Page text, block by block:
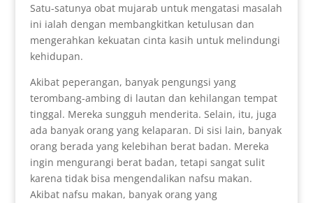
Satu-satunya obat mujarab untuk mengatasi masalah
ini ialah dengan membangkitkan ketulusan dan
mengerahkan kekuatan cinta kasih untuk melindungi
kehidupan.
Akibat peperangan, banyak pengungsi yang
terombang-ambing di lautan dan kehilangan tempat
tinggal. Mereka sungguh menderita. Selain, itu, juga
ada banyak orang yang kelaparan. Di sisi lain, banyak
orang berada yang kelebihan berat badan. Mereka
ingin mengurangi berat badan, tetapi sangat sulit
karena tidak bisa mengendalikan nafsu makan.
Akibat nafsu makan, banyak orang yang